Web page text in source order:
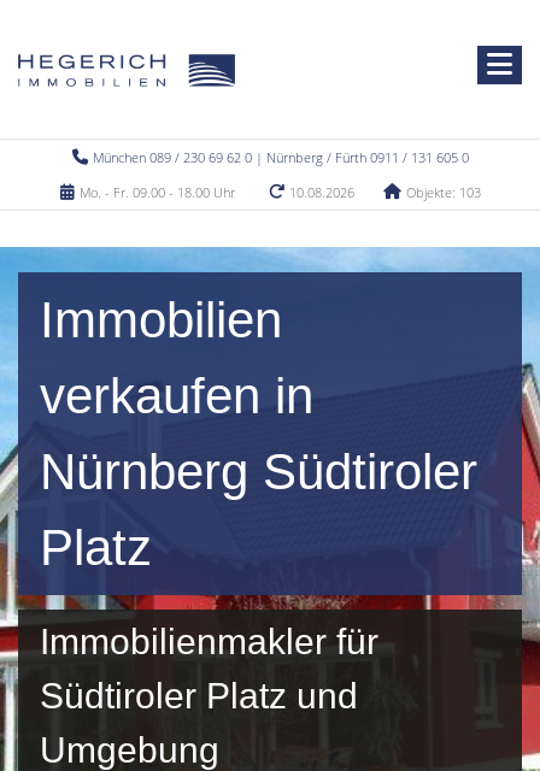
München 089 / 230 69 62 0 | Nürnberg / Fürth 0911 / 131 605 0
Mo. - Fr. 09.00 - 18.00 Uhr
10.08.2026 Objekte: 103
Immobilien
verkaufen in
Nürnberg Südtiroler
Platz
Immobilienmakler für
Südtiroler Platz und
Umgebung